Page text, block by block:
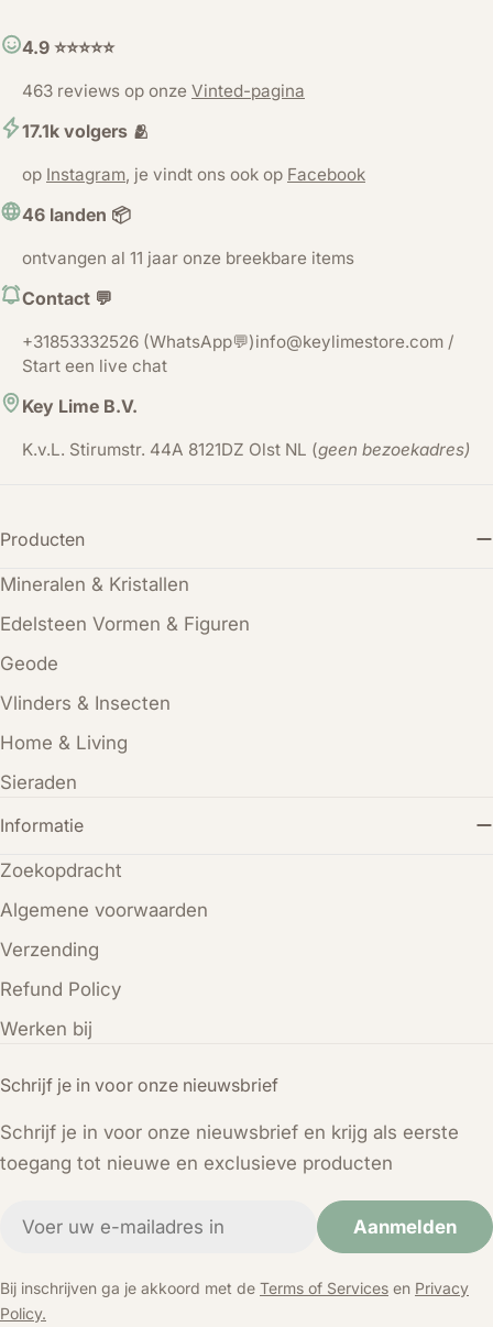
4.9 ⭐️⭐️⭐️⭐️⭐️
463 reviews op onze Vinted-pagina
17.1k volgers 🫂
op Instagram, je vindt ons ook op Facebook
46 landen 📦
ontvangen al 11 jaar onze breekbare items
Contact 💬
+31853332526 (WhatsApp💬)info@keylimestore.com /
Start een live chat
Key Lime B.V.
K.v.L. Stirumstr. 44A 8121DZ Olst NL (geen bezoekadres)
Schrijf je in voor onze nieuwsbrief
Schrijf je in voor onze nieuwsbrief en krijg als eerste
toegang tot nieuwe en exclusieve producten
Aanmelden
Bij inschrijven ga je akkoord met de Terms of Services en Privacy
Policy.
Producten
Mineralen & Kristallen
Edelsteen Vormen & Figuren
Geode
Vlinders & Insecten
Home & Living
Sieraden
Informatie
Zoekopdracht
Algemene voorwaarden
Verzending
Refund Policy
Werken bij